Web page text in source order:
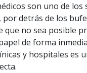
son uno de los
detrás de los
que no sea posible
de forma
y hospitales es